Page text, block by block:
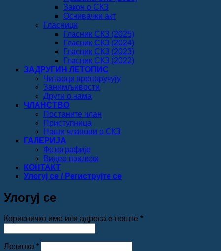
Закон о СКЗ
Оснивачки акт
Гласници
Гласник СКЗ (2025)
Гласник СКЗ (2024)
Гласник СКЗ (2023)
Гласник СКЗ (2022)
ЗАДРУГИН ЛЕТОПИС
Читаоци препоручују
Занимљивости
Други о нама
ЧЛАНСТВО
Постаните члан
Приступница
Наши чланови о СКЗ
ГАЛЕРИЈА
Фотографије
Видео прилози
КОНТАКТ
Улогуј се / Региструјте се
Улогуј се
Корисничко име или адреса е-поште *Обавезно
Лозинка *Обавезно